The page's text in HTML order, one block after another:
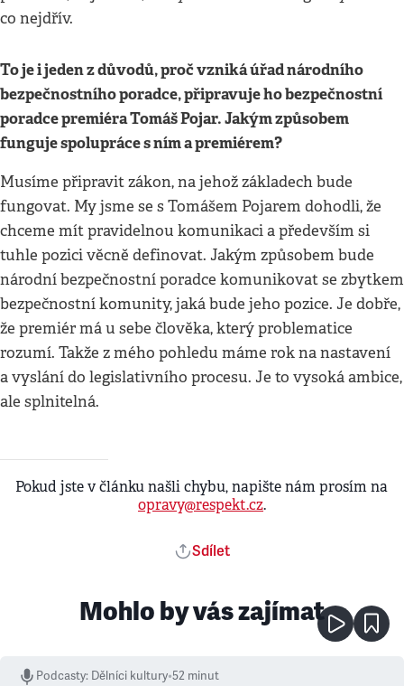
co nejdřív.
To je i jeden z důvodů, proč vzniká úřad národního
bezpečnostního poradce, připravuje ho bezpečnostní
poradce premiéra Tomáš Pojar. Jakým způsobem
funguje spolupráce s ním a premiérem?
Musíme připravit zákon, na jehož základech bude
fungovat. My jsme se s Tomášem Pojarem dohodli, že
chceme mít pravidelnou komunikaci a především si
tuhle pozici věcně definovat. Jakým způsobem bude
národní bezpečnostní poradce komunikovat se zbytkem
bezpečnostní komunity, jaká bude jeho pozice. Je dobře,
že premiér má u sebe člověka, který problematice
rozumí. Takže z mého pohledu máme rok na nastavení
a vyslání do legislativního procesu. Je to vysoká ambice,
ale splnitelná.
Pokud jste v článku našli chybu, napište nám prosím na
opravy@respekt.cz.
Sdílet
Mohlo by vás zajímat
Podcasty: Dělníci kultury•52 minut